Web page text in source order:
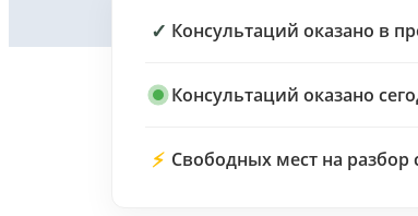
✓ Консультаций оказано в
Консультаций оказано
⚡ Свободных мест на разбор